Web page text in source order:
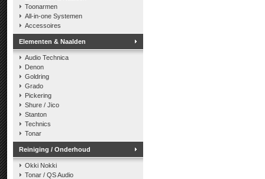
Toonarmen
All-in-one Systemen
Accessoires
Elementen & Naalden
Audio Technica
Denon
Goldring
Grado
Pickering
Shure / Jico
Stanton
Technics
Tonar
Reiniging / Onderhoud
Okki Nokki
Tonar / QS Audio